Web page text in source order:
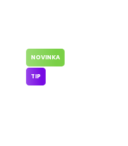
NOVINKA
TIP